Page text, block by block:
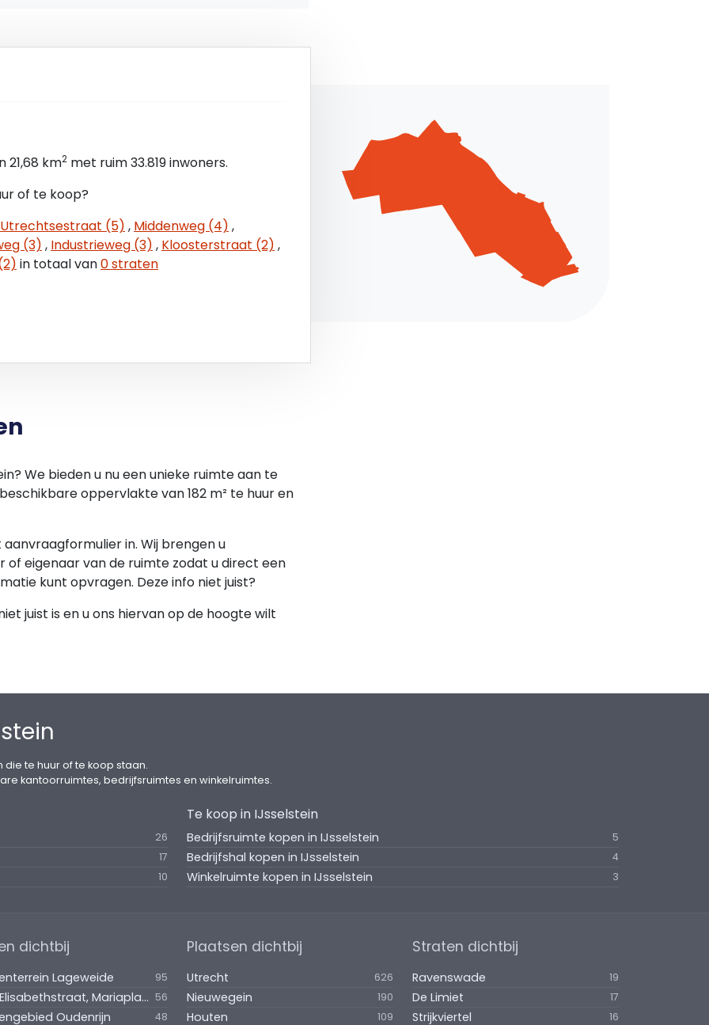
vloerbelasting 1.500 kg/m²;
vaatwasser en close-in boiler (let op: in units
en servicekosten.
de kosten van de navolgende levering van
21,68 km2met ruim 33.819 inwoners.
of te koop?
Utrechtsestraat (5) , Middenweg (4) ,
(3) , Industrieweg (3) , Kloosterstraat (2) ,
in totaal van0 straten
We bieden u nu een unieke ruimte aan te
oppervlakte van 182 m² te huur en
in. Wij brengen u
eigenaar van de ruimte zodat u direct een
kunt opvragen. Deze info niet juist?
juist is en u ons hiervan op de hoogte wilt
te huur of te koop staan.
kantoorruimtes, bedrijfsruimtes en winkelruimtes.
26
17
10
Te koop in IJsselstein
Bedrijfsruimte kopen in IJsselstein 5
Bedrijfshal kopen in IJsselstein 4
Winkelruimte kopen in IJsselstein 3
dichtbij
Lageweide 95
Lange Elisabethstraat, Mariaplaats en omgeving 56
Oudenrijn 48
Plaatsen dichtbij
Utrecht 626
Nieuwegein 190
Houten 109
Straten dichtbij
Ravenswade 19
De Limiet 17
Strijkviertel 16